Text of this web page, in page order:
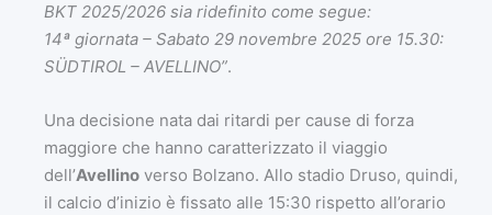
BKT 2025/2026 sia ridefinito come segue:
14ª giornata – Sabato 29 novembre 2025 ore 15.30:
SÜDTIROL – AVELLINO”.
Una decisione nata dai ritardi per cause di forza
maggiore che hanno caratterizzato il viaggio
dell’Avellino verso Bolzano. Allo stadio Druso, quindi,
il calcio d’inizio è fissato alle 15:30 rispetto all’orario